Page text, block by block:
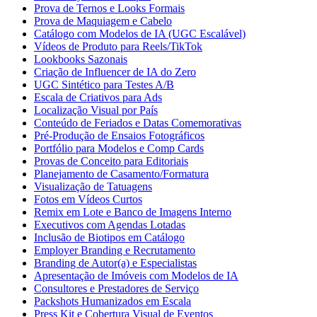
Prova de Ternos e Looks Formais
Prova de Maquiagem e Cabelo
Catálogo com Modelos de IA (UGC Escalável)
Vídeos de Produto para Reels/TikTok
Lookbooks Sazonais
Criação de Influencer de IA do Zero
UGC Sintético para Testes A/B
Escala de Criativos para Ads
Localização Visual por País
Conteúdo de Feriados e Datas Comemorativas
Pré-Produção de Ensaios Fotográficos
Portfólio para Modelos e Comp Cards
Provas de Conceito para Editoriais
Planejamento de Casamento/Formatura
Visualização de Tatuagens
Fotos em Vídeos Curtos
Remix em Lote e Banco de Imagens Interno
Executivos com Agendas Lotadas
Inclusão de Biotipos em Catálogo
Employer Branding e Recrutamento
Branding de Autor(a) e Especialistas
Apresentação de Imóveis com Modelos de IA
Consultores e Prestadores de Serviço
Packshots Humanizados em Escala
Press Kit e Cobertura Visual de Eventos